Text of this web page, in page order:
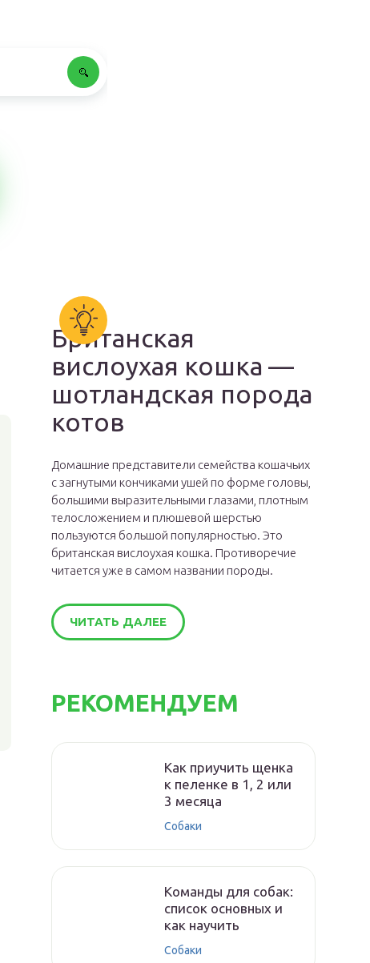
Британская
вислоухая кошка —
шотландская порода
котов
Домашние представители семейства кошачьих
с загнутыми кончиками ушей по форме головы,
большими выразительными глазами, плотным
телосложением и плюшевой шерстью
пользуются большой популярностью. Это
британская вислоухая кошка. Противоречие
читается уже в самом названии породы.
ЧИТАТЬ ДАЛЕЕ
РЕКОМЕНДУЕМ
Как приучить щенка
к пеленке в 1, 2 или
3 месяца
Собаки
Команды для собак:
список основных и
как научить
Собаки